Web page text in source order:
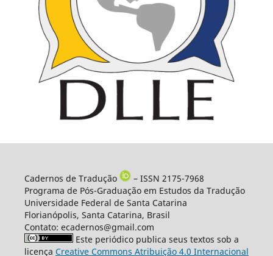
Cadernos de Tradução
– ISSN 2175-7968
Programa de Pós-Graduação em Estudos da Tradução
Universidade Federal de Santa Catarina
Florianópolis, Santa Catarina, Brasil
Contato: ecadernos@gmail.com
Este periódico publica seus textos sob a
licença Creative Commons Atribuição 4.0 Internacional